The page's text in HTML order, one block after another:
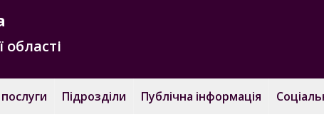
області
Підрозділи Публічна інформація